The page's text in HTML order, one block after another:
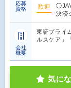
応募
資格
歓迎
決済
会社
概要
東証プライ
ルスケア」
気に